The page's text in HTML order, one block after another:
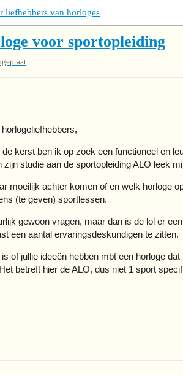
van horloges
voor sportopleiding
de kerst ben ik op zoek een functioneel en
zijn studie aan de sportopleiding ALO leek
moeilijk achter komen of en welk horloge
(te geven) sportlessen.
gewoon vragen, maar dan is de lol er
een aantal ervaringsdeskundigen te zitten.
of jullie ideeën hebben mbt een horloge
betreft hier de ALO, dus niet 1 sport